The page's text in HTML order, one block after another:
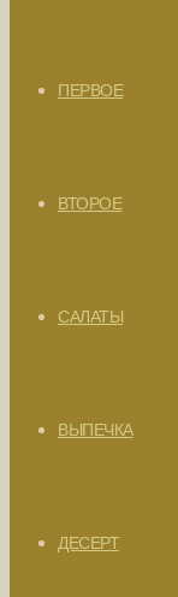
ПЕРВОЕ
ВТОРОЕ
САЛАТЫ
ВЫПЕЧКА
ДЕСЕРТ